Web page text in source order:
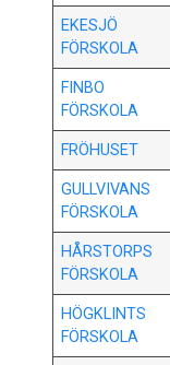
EKESJÖ
FÖRSKOLA
FINBO
FÖRSKOLA
FRÖHUSET
GULLVIVANS
FÖRSKOLA
HÅRSTORPS
FÖRSKOLA
HÖGKLINTS
FÖRSKOLA